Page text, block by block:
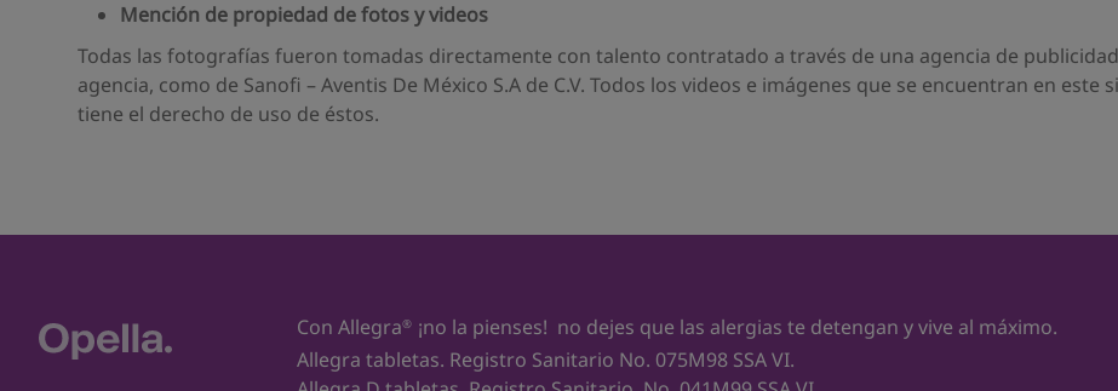
Mención de propiedad de fotos y videos
Todas las fotografías fueron tomadas directamente con talento contratado a través de una agencia de
agencia, como de Sanofi – Aventis De México S.A de C.V. Todos los videos e imágenes que se encuentran en este
tiene el derecho de uso de éstos.
Con Allegra® ¡no la pienses! no dejes que las alergias te detengan y vive al máximo.
Allegra tabletas. Registro Sanitario No. 075M98 SSA VI.